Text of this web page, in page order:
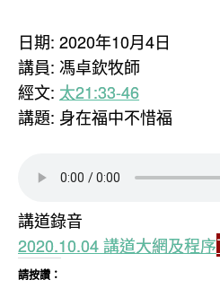
日期: 2020年10月4日
講員: 馮卓欽牧師
經文: 太21:33-46
講題: 身在福中不惜福
講道錄音
2020.10.04 講道大網及程序
請按讚：